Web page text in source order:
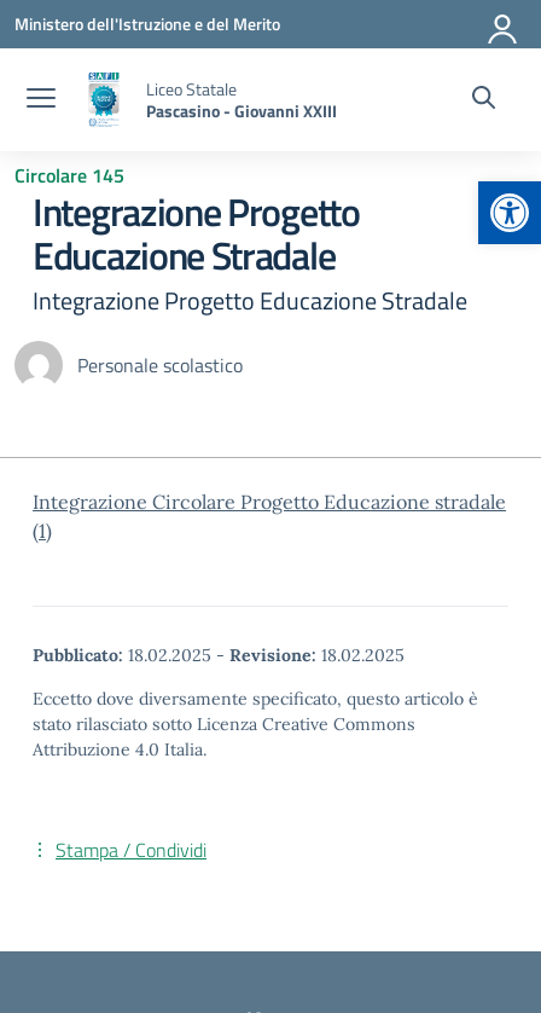
Vai ai contenuti
Vai al menu di navigazione
Vai al footer
Ministero dell'Istruzione e del Merito
Liceo Statale
Pascasino - Giovanni XXIII
Circolare 145
Integrazione Progetto
Educazione Stradale
Integrazione Progetto Educazione Stradale
Personale scolastico
Integrazione Circolare Progetto Educazione stradale
(1)
Pubblicato: 18.02.2025 - Revisione: 18.02.2025
Eccetto dove diversamente specificato, questo articolo è
stato rilasciato sotto Licenza Creative Commons
Attribuzione 4.0 Italia.
Stampa / Condividi